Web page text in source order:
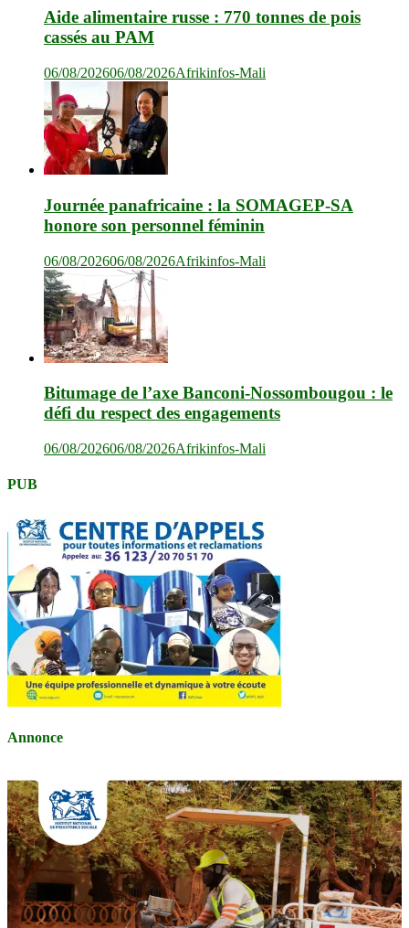
Aide alimentaire russe : 770 tonnes de pois
cassés au PAM
06/08/202606/08/2026Afrikinfos-Mali
Journée panafricaine : la SOMAGEP-SA
honore son personnel féminin
06/08/202606/08/2026Afrikinfos-Mali
Bitumage de l’axe Banconi-Nossombougou : le
défi du respect des engagements
06/08/202606/08/2026Afrikinfos-Mali
PUB
Annonce